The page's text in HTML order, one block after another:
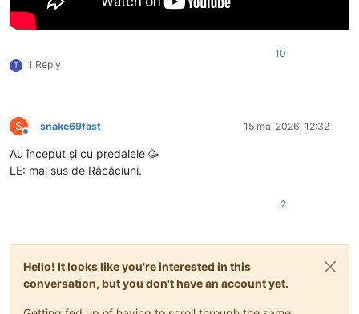
T 1 Reply
10
S
Deconectat
snake69fast 15 mai 2026, 12:32
Au început și cu predalele 🥳
LE: mai sus de Răcăciuni.
2
Hello! It looks like you're interested in this
conversation, but you don't have an account yet.